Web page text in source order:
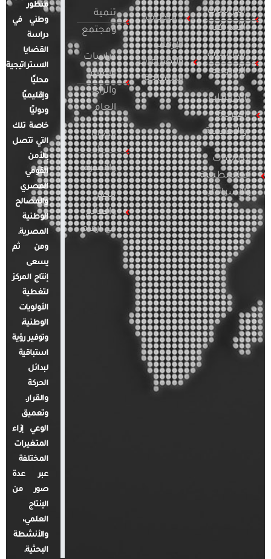
الدراسات
الأمريكية
الدراسات
الأوروبية
الدراسات
العربية
والإقليمية
الدراسات
الفلسطينية
والإسرائيلية
التطرف
الإرهاب
والصراعات
المسلحة
تنمية
ومجتمع
دراسات
الإعلام
والرأي
العام
قضايا
المرأة
والأسرة
مصر
والعالم
في أرقام
منظور
وطني في
دراسة
القضايا
الاستراتيجية
محليًا
وإقليميًا
ودوليًا
خاصة تلك
التي تتصل
بالأمن
القومي
المصري
والمصالح
الوطنية
المصرية.
ومن ثم
يسعى
إنتاج المركز
لتغطية
الأولويات
الوطنية،
وتوفير رؤية
استباقية
لبدائل
الحركة
والقرار.
وتعميق
الوعي إزاء
المتغيرات
المختلفة
عبر عدة
صور من
الإنتاج
العلمي،
والأنشطة
البحثية.